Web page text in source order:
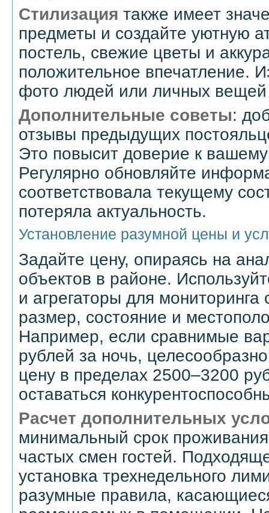
Стилизация также имеет
предметы и создайте уютную
постель, свежие цветы и
положительное впечатление.
фото людей или личных вещей
Дополнительные советы:
отзывы предыдущих
Это повысит доверие к
Регулярно обновляйте
соответствовала текущему
потеряла актуальность.
Установление разумной цены и
Задайте цену, опираясь на
объектов в районе.
и агрегаторы для мониторинга
размер, состояние и
Например, если сравнимые
рублей за ночь,
цену в пределах 2500–3200
оставаться
Расчет дополнительных
минимальный срок
частых смен гостей.
установка трехнедельного
разумные правила,